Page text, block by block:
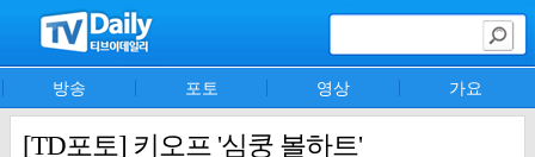
방송 포토 영상 가요
[TD포토] 키오프 '심쿵 볼하트'